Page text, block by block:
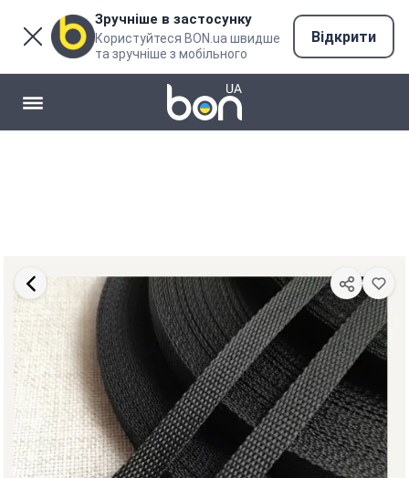
Зручніше в застосунку
Користуйтеся BON.ua швидше
та зручніше з мобільного
Відкрити